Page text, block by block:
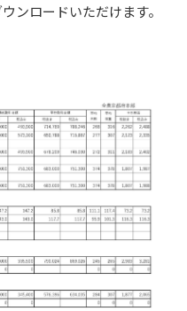
ンロードいただけます。